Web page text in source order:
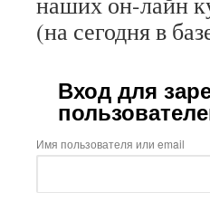
(на сегодня в
Вход для
Имя пользователя или email